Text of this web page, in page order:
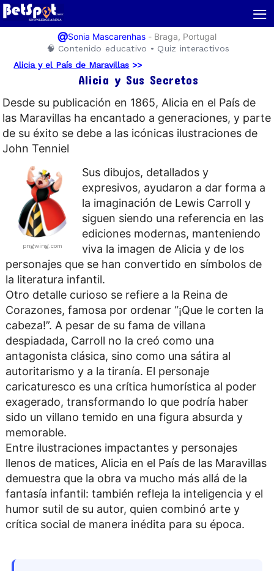
≡
@Sonia Mascarenhas - Braga, Portugal
🧠 Contenido educativo • Quiz interactivos
Alicia y el País de Maravillas >>
Alicia y Sus Secretos
Desde su publicación en 1865, Alicia en el País de
las Maravillas ha encantado a generaciones, y parte
de su éxito se debe a las icónicas ilustraciones de
John Tenniel
pngwing.com
Sus dibujos, detallados y
expresivos, ayudaron a dar forma a
la imaginación de Lewis Carroll y
siguen siendo una referencia en las
ediciones modernas, manteniendo
viva la imagen de Alicia y de los
personajes que se han convertido en símbolos de
la literatura infantil.
Otro detalle curioso se refiere a la Reina de
Corazones, famosa por ordenar “¡Que le corten la
cabeza!”. A pesar de su fama de villana
despiadada, Carroll no la creó como una
antagonista clásica, sino como una sátira al
autoritarismo y a la tiranía. El personaje
caricaturesco es una crítica humorística al poder
exagerado, transformando lo que podría haber
sido un villano temido en una figura absurda y
memorable.
Entre ilustraciones impactantes y personajes
llenos de matices, Alicia en el País de las Maravillas
demuestra que la obra va mucho más allá de la
fantasía infantil: también refleja la inteligencia y el
humor sutil de su autor, quien combinó arte y
crítica social de manera inédita para su época.